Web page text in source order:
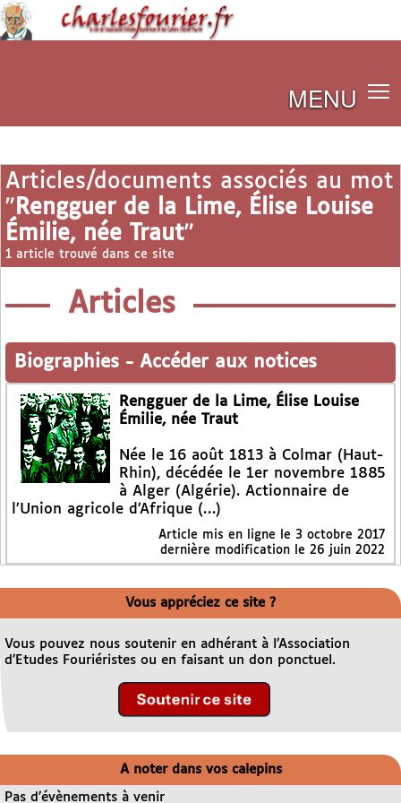
MENU
Articles/documents associés au mot
" Rengguer de la Lime, Élise Louise
Émilie, née Traut"
1 article trouvé dans ce site
Articles
Biographies - Accéder aux notices
Rengguer de la Lime, Élise Louise
Émilie, née Traut
Née le 16 août 1813 à Colmar (Haut-
Rhin), décédée le 1er novembre 1885
à Alger (Algérie). Actionnaire de
l’Union agricole d’Afrique (…)
Article mis en ligne le 3 octobre 2017
dernière modification le 26 juin 2022
Vous appréciez ce site ?
Vous pouvez nous soutenir en adhérant à l’Association
d’Etudes Fouriéristes ou en faisant un don ponctuel.
A noter dans vos calepins
Pas d’évènements à venir